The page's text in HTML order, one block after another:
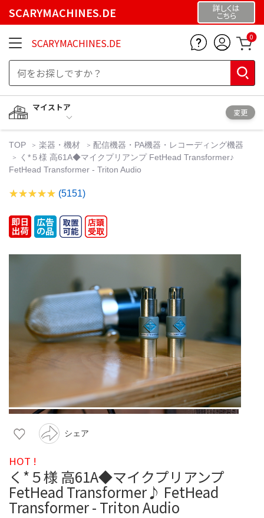
SCARYMACHINES.DE 詳しくは
こちら
SCARYMACHINES.DE 0
マイストア
変更
TOP 楽器・機材
配信機器・PA機器・レコーディング機器
く*５様 高61A◆マイクプリアンプ FetHead Transformer♪
FetHead Transformer - Triton Audio
(5151)
シェア
HOT !
く*５様 高61A◆マイクプリアンプ
FetHead Transformer♪ FetHead
Transformer - Triton Audio